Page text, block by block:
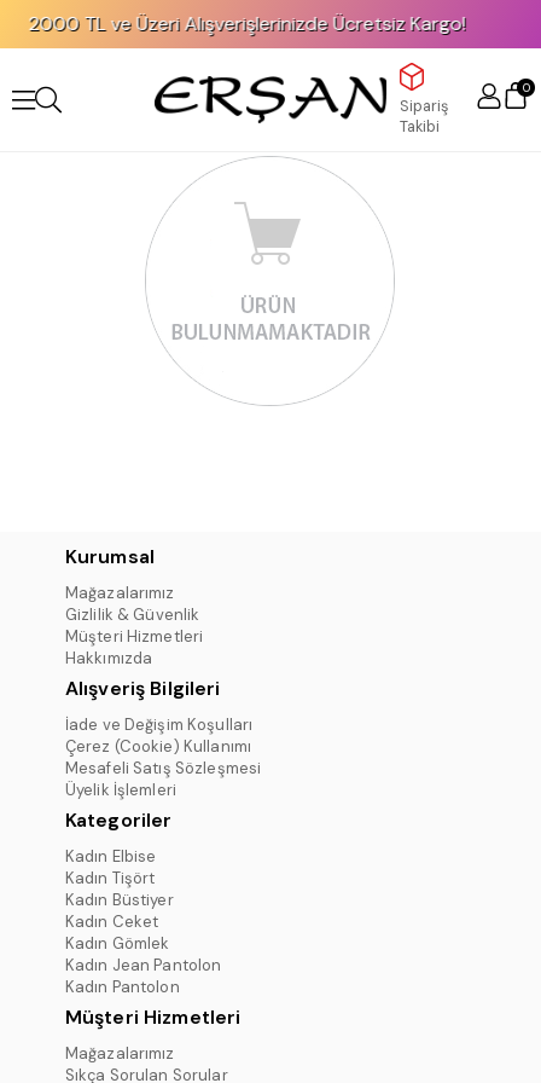
2000 TL ve Üzeri Alışverişlerinizde Ücretsiz Kargo!
Sipariş
Takibi
0
Kurumsal
Mağazalarımız
Gizlilik & Güvenlik
Müşteri Hizmetleri
Hakkımızda
Alışveriş Bilgileri
İade ve Değişim Koşulları
Çerez (Cookie) Kullanımı
Mesafeli Satış Sözleşmesi
Üyelik İşlemleri
Kategoriler
Kadın Elbise
Kadın Tişört
Kadın Büstiyer
Kadın Ceket
Kadın Gömlek
Kadın Jean Pantolon
Kadın Pantolon
Müşteri Hizmetleri
Mağazalarımız
Sıkça Sorulan Sorular